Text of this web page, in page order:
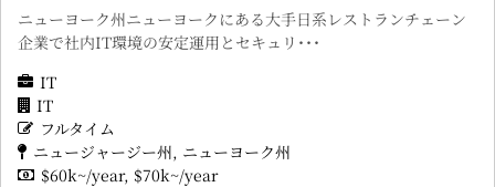
ニューヨーク州ニューヨークにある大手日系レストランチェーン
企業で社内IT環境の安定運用とセキュリ･･･
IT
IT
フルタイム
ニュージャージー州 ニューヨーク州
$60k~/year $70k~/year